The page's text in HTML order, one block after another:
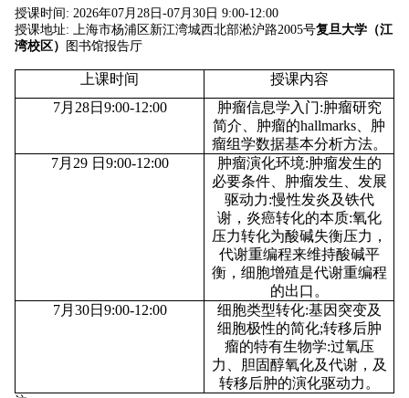
授课时间: 2026年07月28日-07月30日 9:00-12:00
授课地址: 上海市杨浦区新江湾城西北部淞沪路2005号复旦大学（江
湾校区）
图书馆报告厅
上课时间
授课内容
7月 28日 9:00-12:00 肿瘤信息学入门:肿瘤研究
简介、肿瘤的hallmarks 、肿
瘤组学数据基本分析方法。
7月 29 日 9:00-12:00 肿瘤演化环境:肿瘤发生的
必要条件、肿瘤发生、发展
驱动力:慢性发炎及铁代
谢，炎癌转化的本质:氧化
压力转化为酸碱失衡压力，
代谢重编程来维持酸碱平
衡，细胞增殖是代谢重编程
的出口。
7月 30日 9:00-12:00 细胞类型转化:基因突变及
细胞极性的简化;转移后肿
瘤的特有生物学:过氧压
力、胆固醇氧化及代谢，及
转移后肿的演化驱动力。